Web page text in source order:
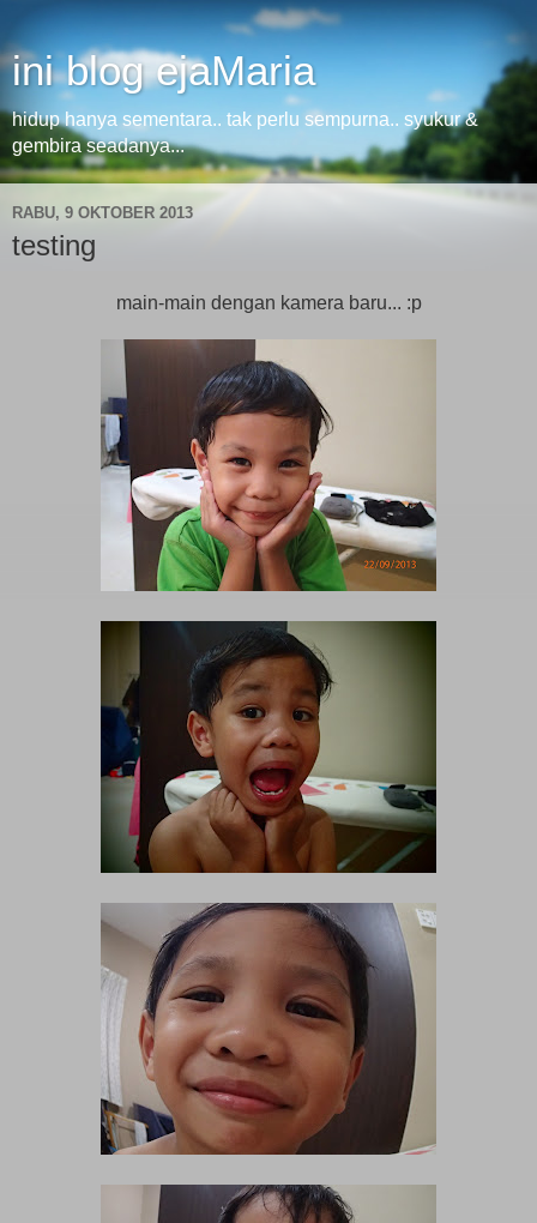
ini blog ejaMaria
hidup hanya sementara.. tak perlu sempurna.. syukur &
gembira seadanya...
RABU, 9 OKTOBER 2013
testing
main-main dengan kamera baru... :p